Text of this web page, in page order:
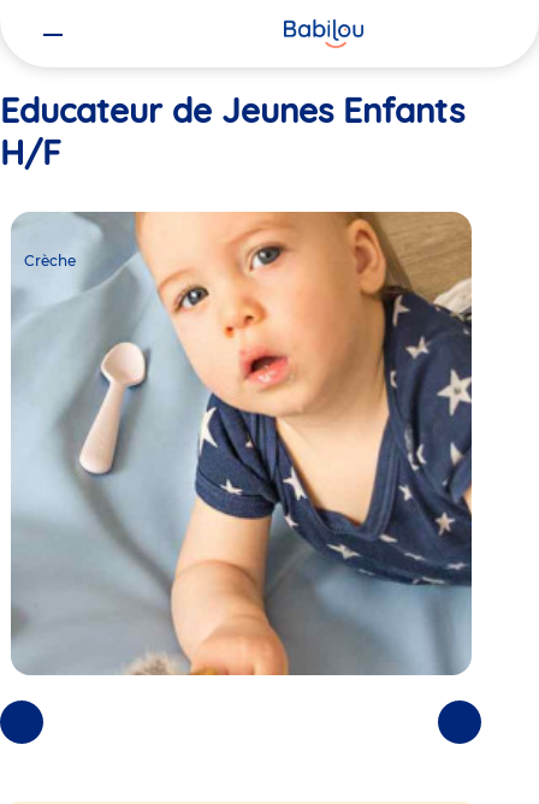
Educateur de Jeunes Enfants
H/F
Crèche
Babilou
Poissy
Gambetta
Crèche
Photos
précédentes
Photos
suivantes